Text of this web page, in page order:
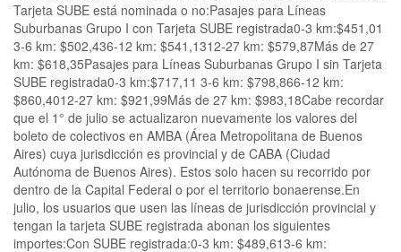
Tarjeta SUBE está nominada o no:Pasajes para Líneas
Suburbanas Grupo I con Tarjeta SUBE registrada0-3 km:$451,01
3-6 km: $502,436-12 km: $541,1312-27 km: $579,87Más de 27
km: $618,35Pasajes para Líneas Suburbanas Grupo I sin Tarjeta
SUBE registrada0-3 km:$717,11 3-6 km: $798,866-12 km:
$860,4012-27 km: $921,99Más de 27 km: $983,18Cabe recordar
que el 1° de julio se actualizaron nuevamente los valores del
boleto de colectivos en AMBA (Área Metropolitana de Buenos
Aires) cuya jurisdicción es provincial y de CABA (Ciudad
Autónoma de Buenos Aires). Estos solo hacen su recorrido por
dentro de la Capital Federal o por el territorio bonaerense.En
julio, los usuarios que usen las líneas de jurisdicción provincial y
tengan la tarjeta SUBE registrada abonan los siguientes
importes:Con SUBE registrada:0-3 km: $489,613-6 km: